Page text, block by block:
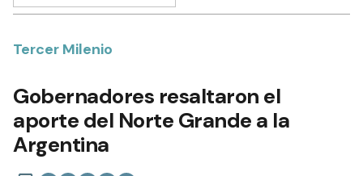
Tercer Milenio
Gobernadores resaltaron el
aporte del Norte Grande a la
Argentina